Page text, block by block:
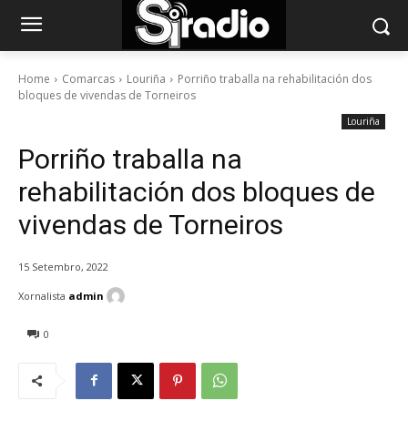
Home Comarcas Louriña
Porriño traballa na rehabilitación dos
bloques de vivendas de Torneiros
Louriña
Porriño traballa na
rehabilitación dos bloques de
vivendas de Torneiros
15 Setembro, 2022
0
Xornalista admin